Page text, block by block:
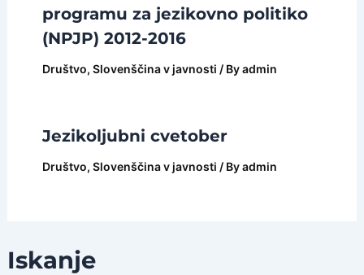
Iskanje
programu za jezikovno politiko
(NPJP) 2012-2016
Društvo, Slovenščina v javnosti / Byadmin
Jezikoljubni cvetober
Društvo, Slovenščina v javnosti / Byadmin